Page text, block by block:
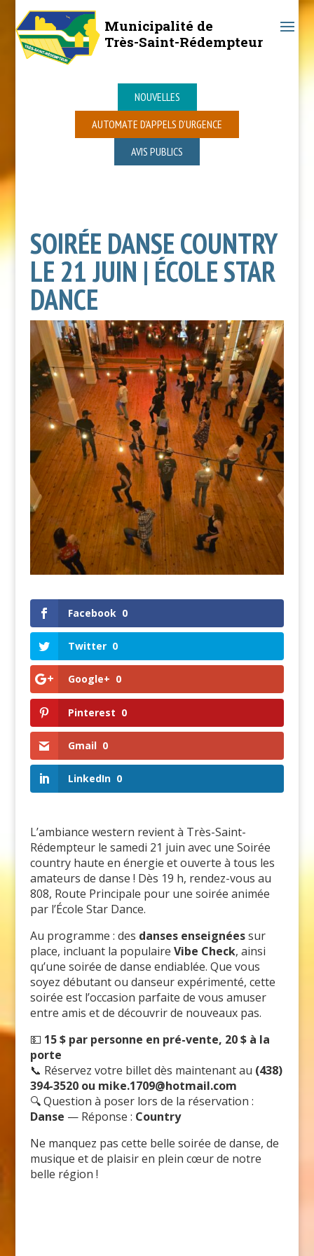
Municipalité de
Très-Saint-Rédempteur
NOUVELLES
AUTOMATE D’APPELS D’URGENCE
AVIS PUBLICS
SOIRÉE DANSE COUNTRY
LE 21 JUIN | ÉCOLE STAR
DANCE
Facebook 0
Twitter 0
Google+ 0
Pinterest 0
Gmail 0
LinkedIn 0
L’ambiance western revient à Très-Saint-
Rédempteur le samedi 21 juin avec une Soirée
country haute en énergie et ouverte à tous les
amateurs de danse ! Dès 19 h, rendez-vous au
808, Route Principale pour une soirée animée
par l’École Star Dance.
Au programme : des danses enseignéessur
place, incluant la populaire Vibe Check, ainsi
qu’une soirée de danse endiablée. Que vous
soyez débutant ou danseur expérimenté, cette
soirée est l’occasion parfaite de vous amuser
entre amis et de découvrir de nouveaux pas.
💵 15 $ par personne en pré-vente, 20 $ à la
porte
📞 Réservez votre billet dès maintenant au (438)
394-3520 ou mike.1709@hotmail.com
🔍 Question à poser lors de la réservation :
Danse — Réponse : Country
Ne manquez pas cette belle soirée de danse, de
musique et de plaisir en plein cœur de notre
belle région !